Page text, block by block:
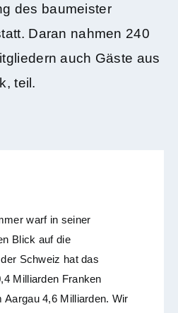
des baumeister
Daran nahmen 240
auch Gäste aus
teil.
warf in seiner
Blick auf die
Schweiz hat das
Milliarden Franken
4,6 Milliarden. Wir